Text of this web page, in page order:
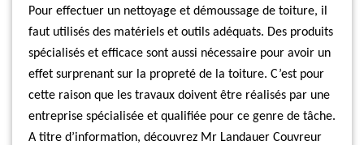
Pour effectuer un nettoyage et démoussage de toiture, il
faut utilisés des matériels et outils adéquats. Des produits
spécialisés et efficace sont aussi nécessaire pour avoir un
effet surprenant sur la propreté de la toiture. C’est pour
cette raison que les travaux doivent être réalisés par une
entreprise spécialisée et qualifiée pour ce genre de tâche.
A titre d’information, découvrez Mr Landauer Couvreur